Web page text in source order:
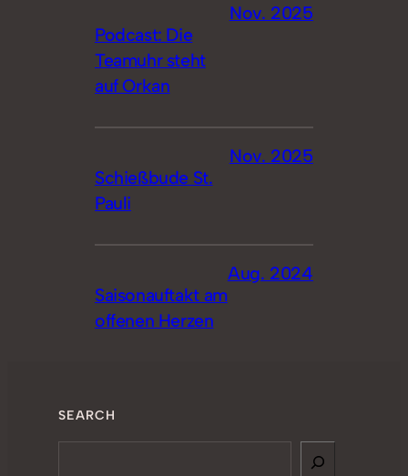
Podcast: Die
Teamuhr steht
auf Orkan
Nov. 2025
Schießbude St.
Pauli
Nov. 2025
Saisonauftakt am
offenen Herzen
Aug. 2024
SEARCH